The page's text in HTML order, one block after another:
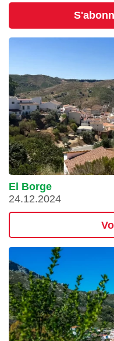
El Borge
24.12.2024